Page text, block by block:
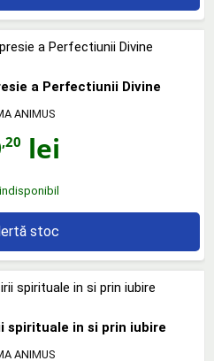
a Perfectiunii Divine
ANIMUS
,20 lei
stoc
spirituale in si prin iubire
ANIMUS